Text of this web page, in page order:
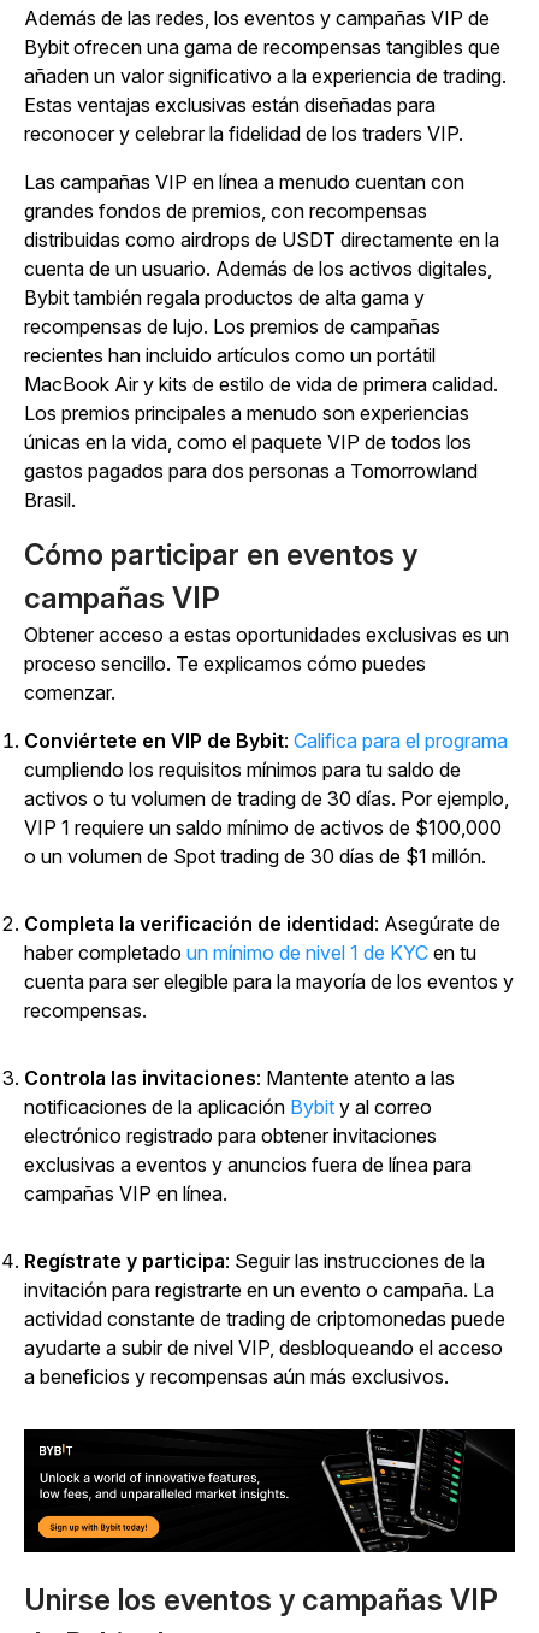
Además de las redes, los eventos y campañas VIP de
Bybit ofrecen una gama de recompensas tangibles que
añaden un valor significativo a la experiencia de trading.
Estas ventajas exclusivas están diseñadas para
reconocer y celebrar la fidelidad de los traders VIP.
Las campañas VIP en línea a menudo cuentan con
grandes fondos de premios, con recompensas
distribuidas como airdrops de USDT directamente en la
cuenta de un usuario. Además de los activos digitales,
Bybit también regala productos de alta gama y
recompensas de lujo. Los premios de campañas
recientes han incluido artículos como un portátil
MacBook Air y kits de estilo de vida de primera calidad.
Los premios principales a menudo son experiencias
únicas en la vida, como el paquete VIP de todos los
gastos pagados para dos personas a Tomorrowland
Brasil.
Cómo participar en eventos y
campañas VIP
Obtener acceso a estas oportunidades exclusivas es un
proceso sencillo. Te explicamos cómo puedes
comenzar.
Conviértete en VIP de Bybit: Califica para el programa
cumpliendo los requisitos mínimos para tu saldo de
activos o tu volumen de trading de 30 días. Por ejemplo,
VIP 1 requiere un saldo mínimo de activos de $100,000
o un volumen de Spot trading de 30 días de $1 millón.
Completa la verificación de identidad: Asegúrate de
habercompletado un mínimo de nivel 1 de KYC en tu
cuenta para ser elegible para la mayoría de los eventos y
recompensas.
Controla las invitaciones: Mantente atento a las
notificaciones de la aplicación Bybit y al correo
electrónico registrado para obtener invitaciones
exclusivas a eventos y anuncios fuera de línea para
campañas VIP en línea.
Regístrate y participa: Seguir las instrucciones de la
invitación para registrarte en un evento o campaña. La
actividad constante de trading de criptomonedas puede
ayudarte a subir de nivel VIP, desbloqueando el acceso
a beneficios y recompensas aún más exclusivos.
Unirse los eventos y campañas VIP